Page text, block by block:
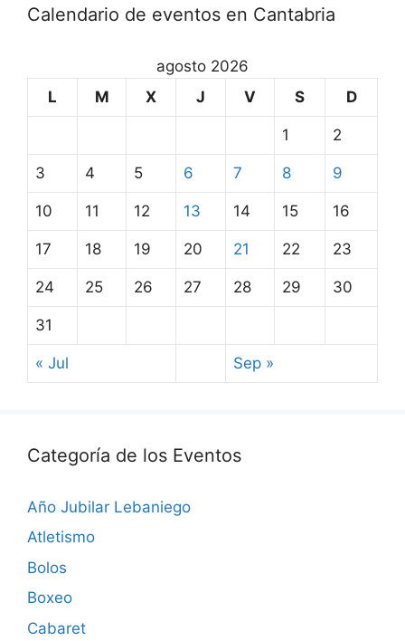
Calendario de eventos en Cantabria
agosto 2026
L
M X J V S D
1 2
3 4 5 6 7 8 9
10 11 12 13 14 15 16
17 18 19 20 21 22 23
24 25 26 27 28 29 30
31
« Jul Sep »
Categoría de los Eventos
Año Jubilar Lebaniego
Atletismo
Bolos
Boxeo
Cabaret